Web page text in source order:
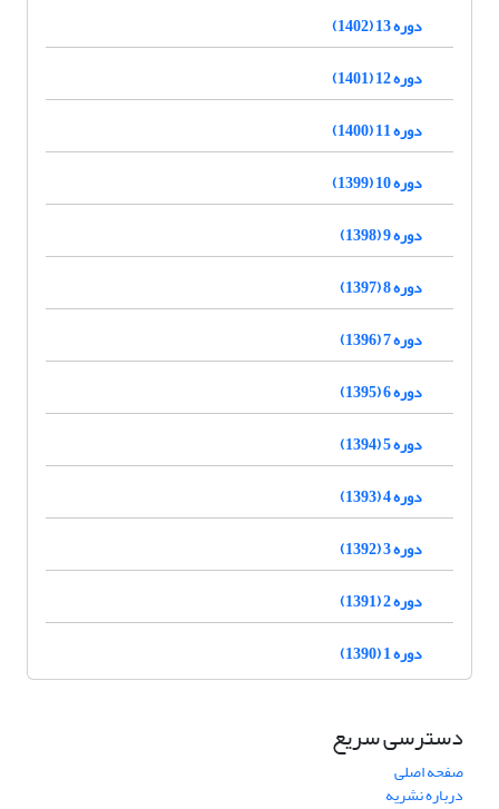
دوره 13 (1402)
دوره 12 (1401)
دوره 11 (1400)
دوره 10 (1399)
دوره 9 (1398)
دوره 8 (1397)
دوره 7 (1396)
دوره 6 (1395)
دوره 5 (1394)
دوره 4 (1393)
دوره 3 (1392)
دوره 2 (1391)
دوره 1 (1390)
دسترسی سریع
صفحه اصلی
درباره نشریه